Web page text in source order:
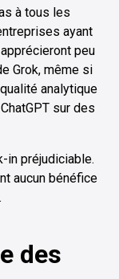
à tous les
ayant
peu
Grok, même si
analytique
sur des
in préjudiciable.
aucun bénéfice
des